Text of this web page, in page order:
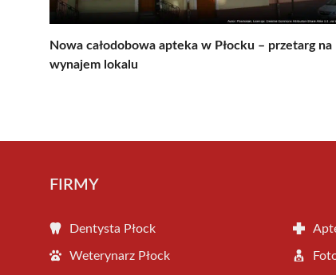
Nowa całodobowa apteka w Płocku – przetarg na
wynajem lokalu
FIRMY
Dentysta Płock
Weterynarz Płock